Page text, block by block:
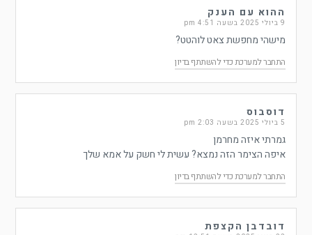
ההוא עם הענק
9 ביולי 2025 בשעה 4:51 pm
מישהי מחפשת צאט לוהטט?
התחבר למערכת כדי להשתתף בדיון
דוסבוס
5 ביולי 2025 בשעה 2:03 pm
גמרתי איזה מחרמן
איפה הצימר הזה נמצא? עשית לי חשק על אמא שלך
התחבר למערכת כדי להשתתף בדיון
דובדבן הקצפת